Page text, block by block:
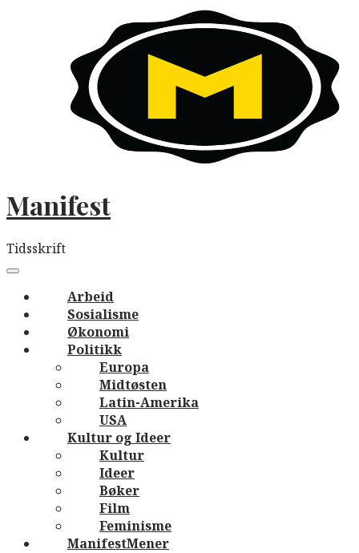
Manifest
Tidsskrift
navigation
Menu
Arbeid
Sosialisme
Økonomi
Politikk
Europa
Midtøsten
Latin-Amerika
USA
Kultur og Ideer
Kultur
Ideer
Bøker
Film
Feminisme
ManifestMener